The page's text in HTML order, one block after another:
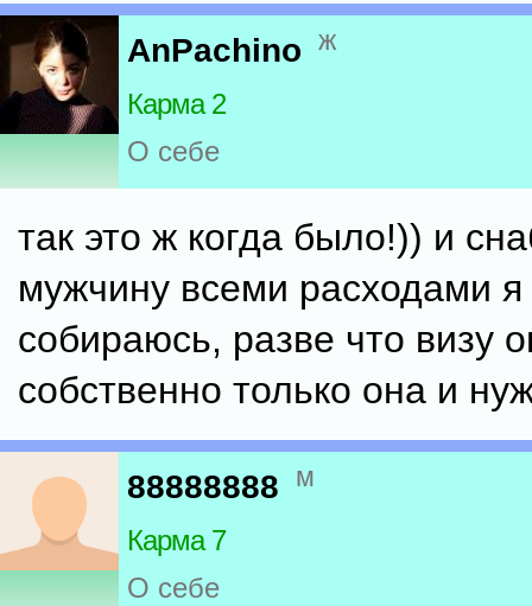
AnPachino ж
Карма 2
О себе
так это ж когда было!)) и
мужчину всеми расходами я
собираюсь, разве что визу
собственно только она и
88888888 м
Карма 7
О себе